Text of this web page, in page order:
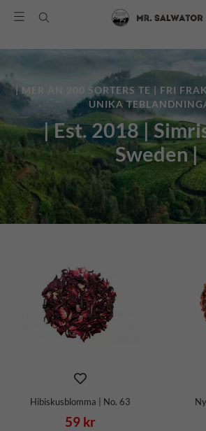
| MER ÄN 200 SORTERS TE | FRI
UNIKA
| Est. 2018 |
Sweden |
Hibiskusblomma | No. 63
59 kr